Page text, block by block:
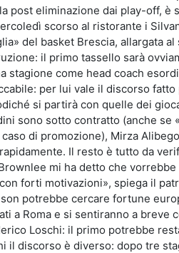
post eliminazione dai play-off,
scorso al ristorante i
del basket Brescia, allargata
il primo tassello sarà
stagione come head coach
per lui vale il discorso
si partirà con quelle dei
sono sotto contratto (anche
di promozione), Mirza
Il resto è tutto da
mi ha detto che
forti motivazioni», spiega il
potrebbe cercare fortune
a Roma e si sentiranno a
Loschi: il primo potrebbe
il discorso è diverso: dopo tre